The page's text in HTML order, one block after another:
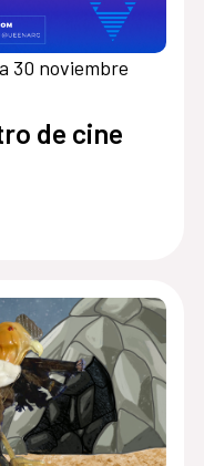
30 noviembre
de cine